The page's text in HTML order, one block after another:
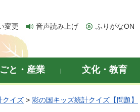
変更 音声読み上げ ふりがなON
と・産業 文化・教育
クイズ > 彩の国キッズ統計クイズ【問題】